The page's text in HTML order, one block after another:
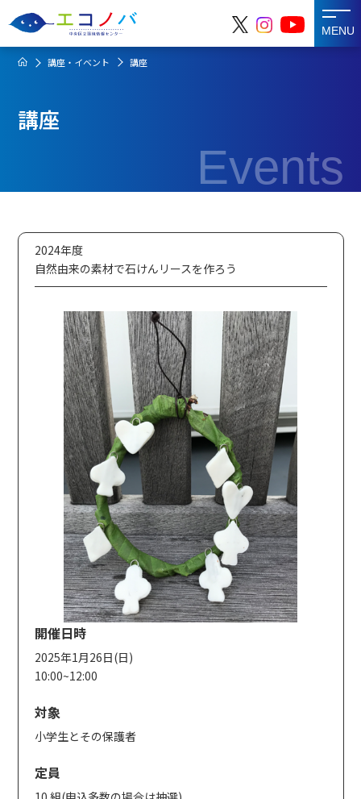
MENU
講座・イベント 講座
講座
Events
2024年度
自然由来の素材で石けんリースを作ろう
開催日時
2025年1月26日(日)
10:00~12:00
対象
小学生とその保護者
定員